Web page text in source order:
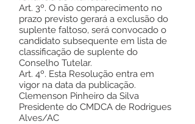
Art. 3º. O não comparecimento no
prazo previsto gerará a exclusão do
suplente faltoso, será convocado o
candidato subsequente em lista de
classificação de suplente do
Conselho Tutelar.
Art. 4º. Esta Resolução entra em
vigor na data da publicação.
Clemenson Pinheiro da Silva
Presidente do CMDCA de Rodrigues
Alves/AC